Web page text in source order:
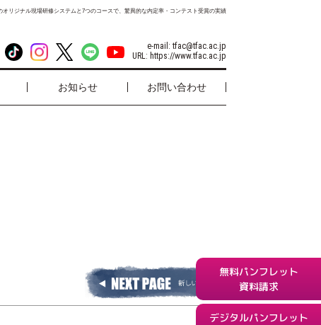
リジナル現場研修システムと7つのコースで、驚異的な内定率・コンテスト受賞の実績
e-mail: tfac@tfac.ac.jp
URL: https://www.tfac.ac.jp
お知らせ お問い合わせ
無料パンフレット
資料請求
デジタルパンフレット